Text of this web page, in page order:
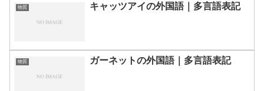
物質 キャッツアイの外国語｜多言語表記
物質 ガーネットの外国語｜多言語表記